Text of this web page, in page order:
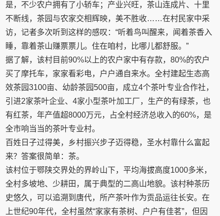
是，不少农户拥有了小轿车；产业兴旺，茶山连成片、十里
不断线，茶园与农家交相辉映，美不胜收……在村民家中采
访，记者多次听到这样的感叹：“听着鸟叫醒来，闻着茶香入
睡，靠着茶山赚票票儿。住在咱村，比哪儿都舒服。”
据了解，该村目前90%以上的农户家中有存款，80%的农户
买了摩托车，家家看彩电，户户通自来水。全村建起生态高
效茶园3100亩、幼龄茶园500亩，成立4个茶叶专业合作社，
引进2家茶叶企业、4家小型茶叶加工厂，生产的有绿茶，也
有红茶，年产值超8000万元，占全村经济总收入的60%，是
全市响当当的茶叶专业村。
百姓日子过得美，乡村振兴步子迈得稳，圣水村靠什么富起
来？答案很简单：茶。
该村位于鄂陕交界处的界岭山下，平均海拔高度1000多米，
全村多坡地、少耕田，属于典型的二高山地貌。该村种茶历
史悠久，可以追溯到唐代，所产茶叶作为贡品运往长安。在
上世纪90年代，全村虽然“家家有茶树、户户有佳茗”，但因